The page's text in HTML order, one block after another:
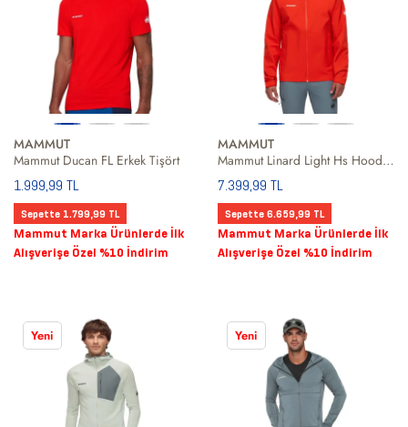
MAMMUT
Mammut Ducan FL Erkek Tişört
1.999,99 TL
Sepette 1.799,99 TL
Mammut Marka Ürünlerde İlk
Alışverişe Özel %10 İndirim
MAMMUT
Mammut Linard Light Hs Hooded Men Erkek Kırmızı Outdoor Ceketi
7.399,99 TL
Sepette 6.659,99 TL
Mammut Marka Ürünlerde İlk
Alışverişe Özel %10 İndirim
Yeni Yeni